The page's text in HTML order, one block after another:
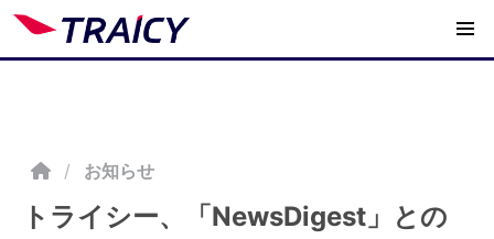
/ お知らせ
トライシー、「NewsDigest」との